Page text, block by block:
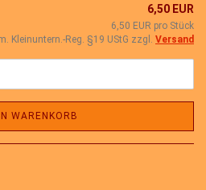
6,50 EUR
6,50 EUR pro Stück
Kleinuntern.-Reg. §19 UStG zzgl. Versand
WARENKORB